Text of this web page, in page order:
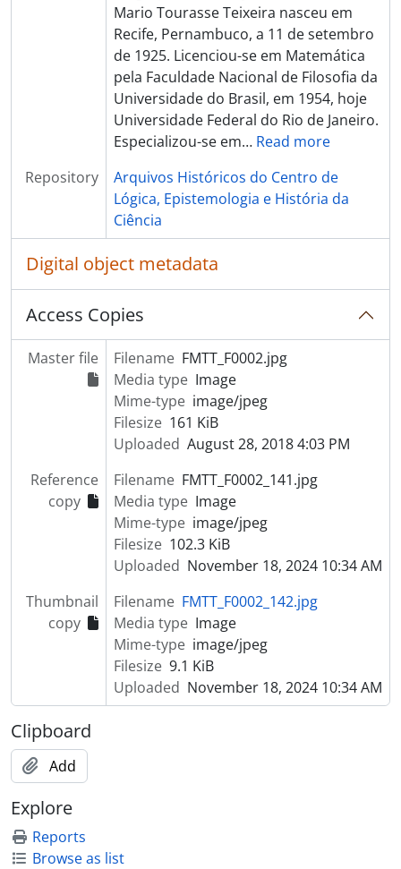
Mario Tourasse Teixeira nasceu em
Recife, Pernambuco, a 11 de setembro
de 1925. Licenciou-se em Matemática
pela Faculdade Nacional de Filosofia da
Universidade do Brasil, em 1954, hoje
Universidade Federal do Rio de Janeiro.
Especializou-se em… Read more
Repository
Arquivos Históricos do Centro de
Lógica, Epistemologia e História da
Ciência
Digital object metadata
Access Copies
Master file Filename FMTT_F0002.jpg
Media type Image
Mime-type image/jpeg
Filesize 161 KiB
Uploaded August 28, 2018 4:03 PM
Reference
copy
Filename FMTT_F0002_141.jpg
Media type Image
Mime-type image/jpeg
Filesize 102.3 KiB
Uploaded November 18, 2024 10:34 AM
Thumbnail
copy
Filename FMTT_F0002_142.jpg
Media type Image
Mime-type image/jpeg
Filesize 9.1 KiB
Uploaded November 18, 2024 10:34 AM
Clipboard
Add
Explore
Reports
Browse as list